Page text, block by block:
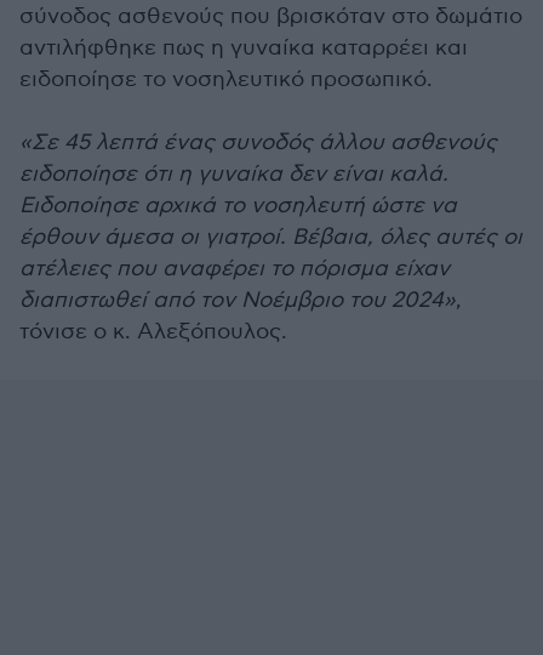
σύνοδος ασθενούς που βρισκόταν στο δωμάτιο
αντιλήφθηκε πως η γυναίκα καταρρέει και
ειδοποίησε το νοσηλευτικό προσωπικό.
«Σε 45 λεπτά ένας συνοδός άλλου ασθενούς
ειδοποίησε ότι η γυναίκα δεν είναι καλά.
Ειδοποίησε αρχικά το νοσηλευτή ώστε να
έρθουν άμεσα οι γιατροί. Βέβαια, όλες αυτές οι
ατέλειες που αναφέρει το πόρισμα είχαν
διαπιστωθεί από τον Νοέμβριο του 2024»,
τόνισε ο κ. Αλεξόπουλος.